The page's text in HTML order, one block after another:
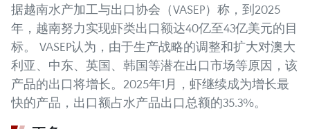
据越南水产加工与出口协会（VASEP）称，到2025
年，越南努力实现虾类出口额达40亿至43亿美元的目
标。 VASEP认为，由于生产战略的调整和扩大对澳大
利亚、中东、英国、韩国等潜在出口市场等原因，该
产品的出口将增长。2025年1月，虾继续成为增长最
快的产品，出口额占水产品出口总额的35.3%。